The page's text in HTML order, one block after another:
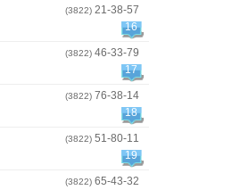
(3822) 21-38-57
16
(3822) 46-33-79
17
(3822) 76-38-14
18
(3822) 51-80-11
19
(3822) 65-43-32